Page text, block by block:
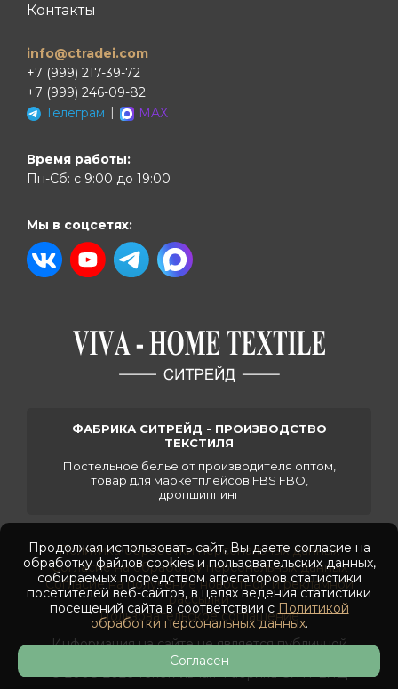
ФАБРИКА СИТРЕЙД - ПРОИЗВОДСТВО
ТЕКСТИЛЯ
Постельное белье от производителя оптом,
товар для маркетплейсов FBS FBO,
дропшиппинг
Политика обработки персональных данных
Согласие на обработку персональных данных
Согласие на получение новостной и рекламной
рассылки
Пользовательское соглашение
Информация на сайте не является публичной
офертой
© 2008-2026 Текстильная Фабрика СИТРЕЙД
Контакты
info@ctradei.com
+7 (999) 217-39-72
+7 (999) 246-09-82
Телеграм
MAX
Время работы:
Пн-Сб: с 9:00 до 19:00
Мы в соцсетях:
Продолжая использовать сайт, Вы даете согласие на
обработку файлов cookies и пользовательских данных,
собираемых посредством агрегаторов статистики
посетителей веб-сайтов, в целях ведения статистики
посещений сайта в соответствии с Политикой
обработки персональных данных.
Согласен